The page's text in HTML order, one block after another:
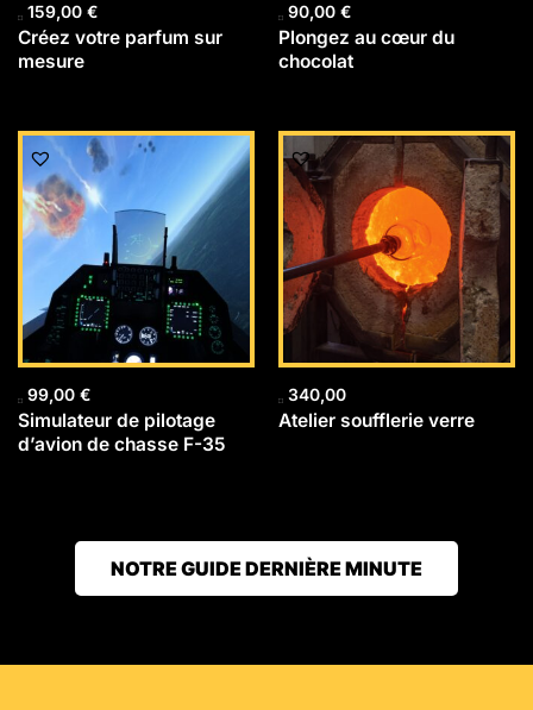
159,00 €
Créez votre parfum sur
mesure
90,00 €
Plongez au cœur du
chocolat
99,00 €
Simulateur de pilotage
d’avion de chasse F-35
340,00
Atelier soufflerie verre
NOTRE GUIDE DERNIÈRE MINUTE